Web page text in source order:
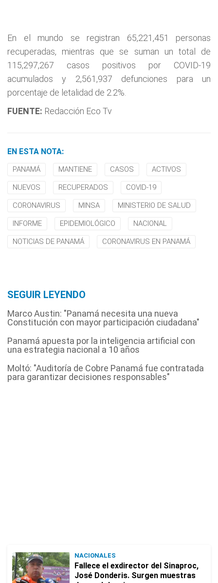
En el mundo se registran 65,221,451 personas
recuperadas, mientras que se suman un total de
115,297,267 casos positivos por COVID-19
acumulados y 2,561,937 defunciones para un
porcentaje de letalidad de 2.2%.
FUENTE: Redacción Eco Tv
EN ESTA NOTA:
PANAMÁ MANTIENE CASOS ACTIVOS
NUEVOS RECUPERADOS COVID-19
CORONAVIRUS MINSA MINISTERIO DE SALUD
INFORME EPIDEMIOLÓGICO NACIONAL
NOTICIAS DE PANAMÁ CORONAVIRUS EN PANAMÁ
SEGUIR LEYENDO
Marco Austin: "Panamá necesita una nueva
Constitución con mayor participación ciudadana"
Panamá apuesta por la inteligencia artificial con
una estrategia nacional a 10 años
Moltó: "Auditoría de Cobre Panamá fue contratada
para garantizar decisiones responsables"
NACIONALES
Fallece el exdirector del Sinaproc,
José Donderis. Surgen muestras